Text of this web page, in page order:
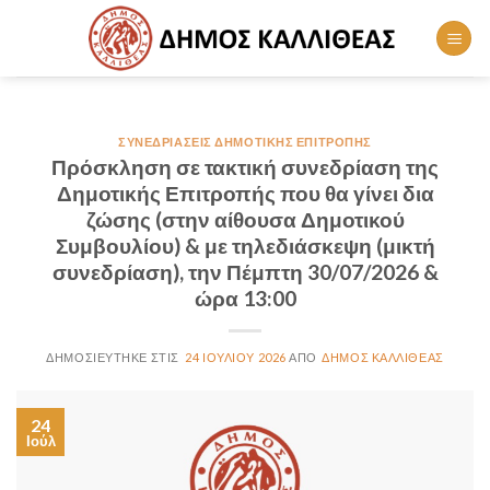
ΣΥΝΕΔΡΙΆΣΕΙΣ ΔΗΜΟΤΙΚΉΣ ΕΠΙΤΡΟΠΉΣ
Πρόσκληση σε τακτική συνεδρίαση της
Δημοτικής Επιτροπής που θα γίνει δια
ζώσης (στην αίθουσα Δημοτικού
Συμβουλίου) & με τηλεδιάσκεψη (μικτή
συνεδρίαση), την Πέμπτη 30/07/2026 &
ώρα 13:00
24 ΙΟΥΛΊΟΥ 2026 ΔΉΜΟΣ ΚΑΛΛΙΘΈΑΣ
24
Ιούλ